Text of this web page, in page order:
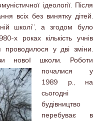
ідеології. Після
всіх без винятку дітей.
школі”, а згодом було
х роках кількість учнів
у дві зміни.
нової школи. Роботи
почалися у
1989 р., на
сьогодні
будівництво
перебуває в